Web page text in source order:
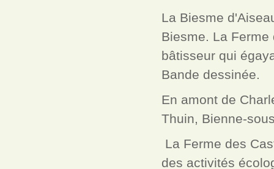
La Biesme
Biesme. La
bâtisseur qui
Bande dessinée.
En amont de
Thuin, Bienne-
La Ferme des
des activités